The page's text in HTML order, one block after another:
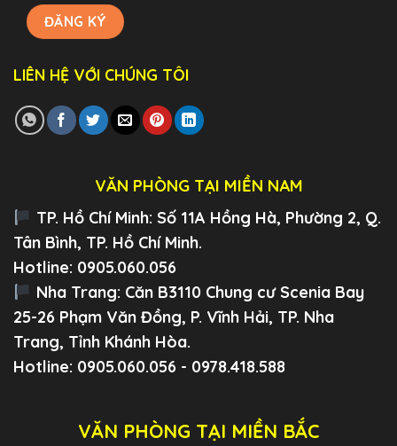
LIÊN HỆ VỚI CHÚNG TÔI
VĂN PHÒNG TẠI MIỀN NAM
TP. Hồ Chí Minh: Số 11A Hồng Hà, Phường 2, Q.
Tân Bình, TP. Hồ Chí Minh.
Hotline: 0905.060.056
Nha Trang: Căn B3110 Chung cư Scenia Bay
25-26 Phạm Văn Đồng, P. Vĩnh Hải, TP. Nha
Trang, Tỉnh Khánh Hòa.
Hotline: 0905.060.056 - 0978.418.588
VĂN PHÒNG TẠI MIỀN BẮC